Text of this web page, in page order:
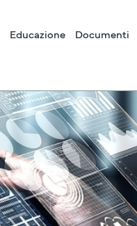
Educazione Documenti